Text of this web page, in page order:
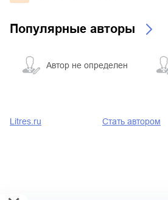
Популярные авторы
Автор не определен
Litres.ru Стать автором